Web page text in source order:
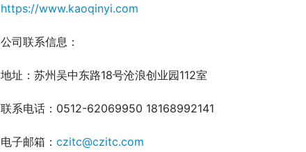
https://www.kaoqinyi.com
公司联系信息：
地址：苏州吴中东路18号沧浪创业园112室
联系电话：0512-62069950 18168992141
电子邮箱： czitc@czitc.com